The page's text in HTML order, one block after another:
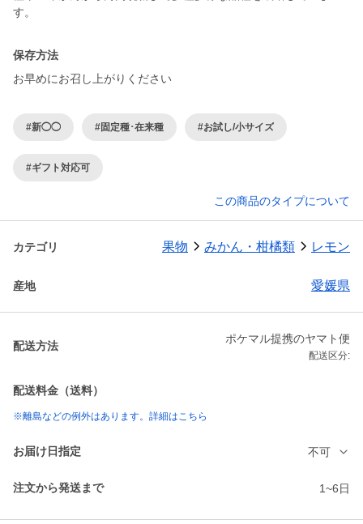
保存方法
お早めにお召し上がりください
#新◯◯ #固定種･在来種 #お試し/小サイズ
#ギフト対応可
この商品のタイプについて
カテゴリ 果物 みかん・柑橘類 レモン
産地 愛媛県
配送方法
ポケマル提携のヤマト便
配送区分:
配送料金（送料）
※離島などの例外はあります。詳細はこちら
お届け日指定 不可
注文から発送まで 1~6日